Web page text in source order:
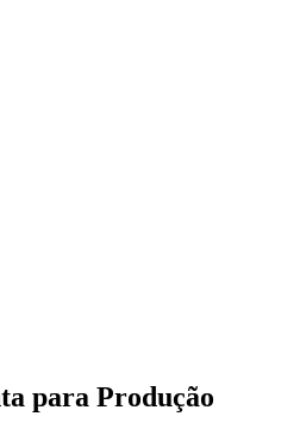
para Produção